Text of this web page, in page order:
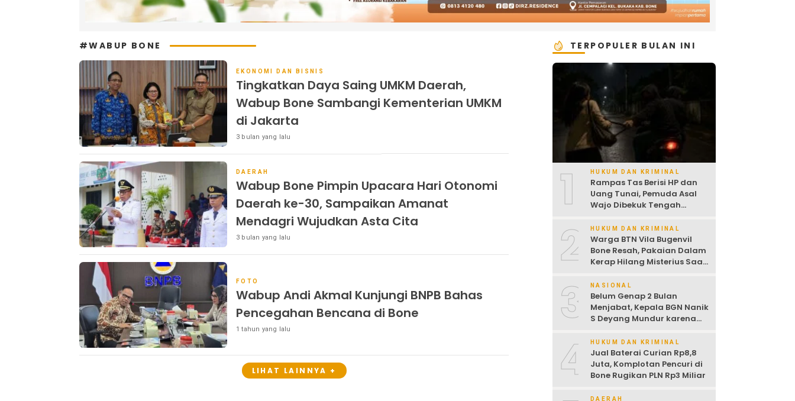
#WABUP BONE
EKONOMI DAN BISNIS
Tingkatkan Daya Saing UMKM Daerah,
Wabup Bone Sambangi Kementerian UMKM
di Jakarta
3 bulan yang lalu
DAERAH
Wabup Bone Pimpin Upacara Hari Otonomi
Daerah ke-30, Sampaikan Amanat
Mendagri Wujudkan Asta Cita
3 bulan yang lalu
FOTO
Wabup Andi Akmal Kunjungi BNPB Bahas
Pencegahan Bencana di Bone
1 tahun yang lalu
LIHAT LAINNYA +
TERPOPULER BULAN INI
1 HUKUM DAN KRIMINAL
Rampas Tas Berisi HP dan
Uang Tunai, Pemuda Asal
Wajo Dibekuk Tengah
2 HUKUM DAN KRIMINAL
Warga BTN Vila Bugenvil
Bone Resah, Pakaian Dalam
Kerap Hilang Misterius Saat
3 NASIONAL
Belum Genap 2 Bulan
Menjabat, Kepala BGN Nanik
S Deyang Mundur karena
4 HUKUM DAN KRIMINAL
Jual Baterai Curian Rp8,8
Juta, Komplotan Pencuri di
Bone Rugikan PLN Rp3 Miliar
DAERAH